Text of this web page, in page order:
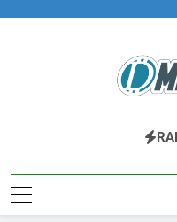
Fintech,